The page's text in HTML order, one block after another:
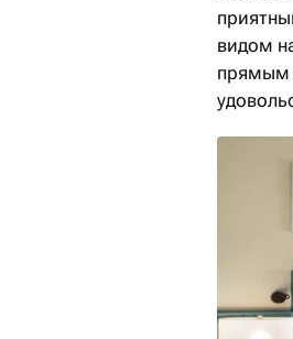
видом
прямым